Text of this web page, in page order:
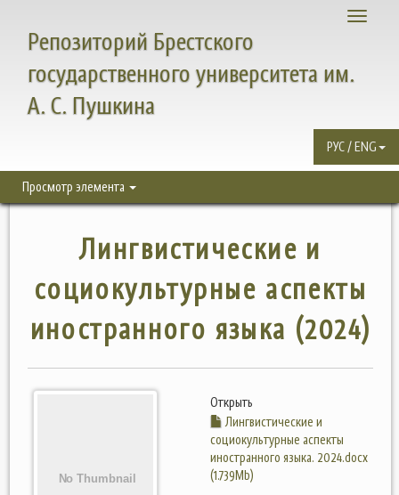
Toggle
Репозиторий Брестского
государственного университета им.
А. С. Пушкина
РУС / ENG
Просмотр элемента
Лингвистические и
социокультурные аспекты
иностранного языка (2024)
Открыть
Лингвистические и
социокультурные аспекты
иностранного языка. 2024.docx
(1.739Mb)